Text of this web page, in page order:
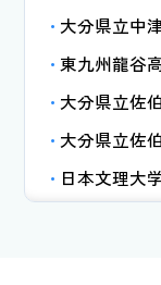
佐伯市立彦
佐伯市立昭
佐伯市立本
佐伯市立東
佐伯市立直
佐伯市立米
大分県立中
東九州龍谷
大分県立佐
大分県立佐
日本文理大